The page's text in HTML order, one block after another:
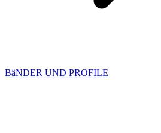
BäNDER UND PROFILE